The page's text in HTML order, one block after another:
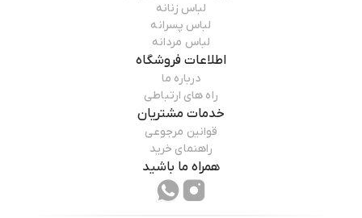
لباس زنانه
لباس پسرانه
لباس مردانه
اطلاعات فروشگاه
درباره ما
راه های ارتباطی
خدمات مشتریان
قوانین مرجوعی
راهنمای خرید
همراه ما باشید